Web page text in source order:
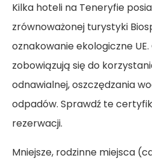
Kilka hoteli na Teneryfie
zrównoważonej turystyki
oznakowanie ekologiczne
zobowiązują się do
odnawialnej, oszczędzania
odpadów. Sprawdź te
rezerwacji.
Mniejsze, rodzinne miejsca